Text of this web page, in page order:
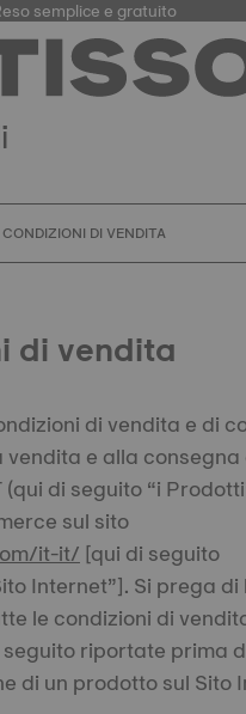
semplice e gratuito
CONDIZIONI DI VENDITA
di vendita
di vendita e di
e alla consegna
di seguito “i
sul sito
it-it/[qui di seguito
Internet”]. Si prega
le condizioni di
riportate prima
di un prodotto sul Sito